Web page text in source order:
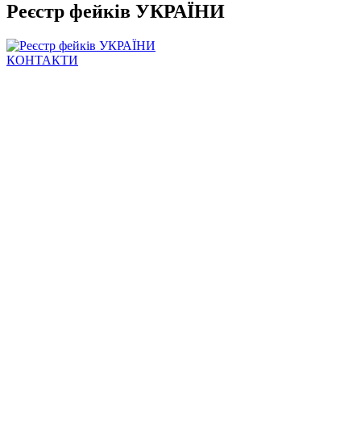
Реєстр фейків УКРАЇНИ
КОНТАКТИ